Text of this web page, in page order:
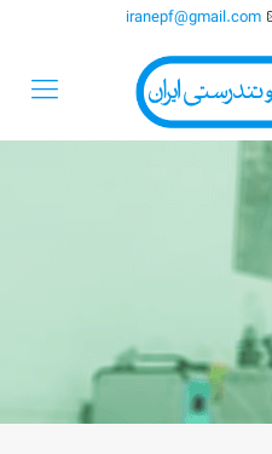
iranepf@gmail.com